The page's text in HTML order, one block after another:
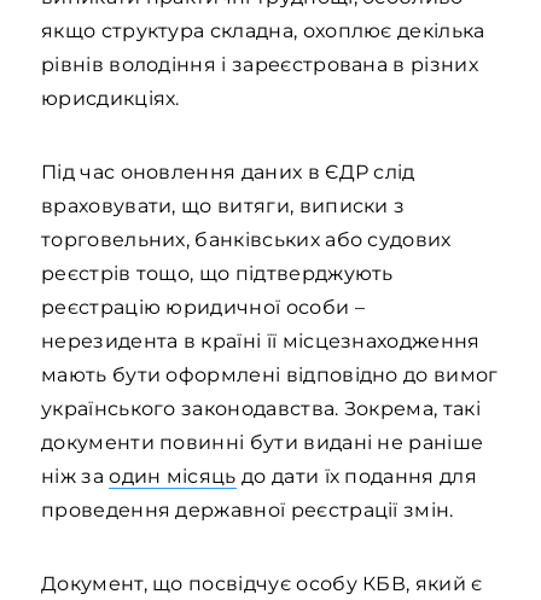
якщо структура складна, охоплює декілька
рівнів володіння і зареєстрована в різних
юрисдикціях.
Під час оновлення даних в ЄДР слід
враховувати, що витяги, виписки з
торговельних, банківських або судових
реєстрів тощо, що підтверджують
реєстрацію юридичної особи –
нерезидента в країні її місцезнаходження
мають бути оформлені відповідно до вимог
українського законодавства. Зокрема, такі
документи повинні бути видані не раніше
ніж заодин місяць до дати їх подання для
проведення державної реєстрації змін.
Документ, що посвідчує особу КБВ, який є